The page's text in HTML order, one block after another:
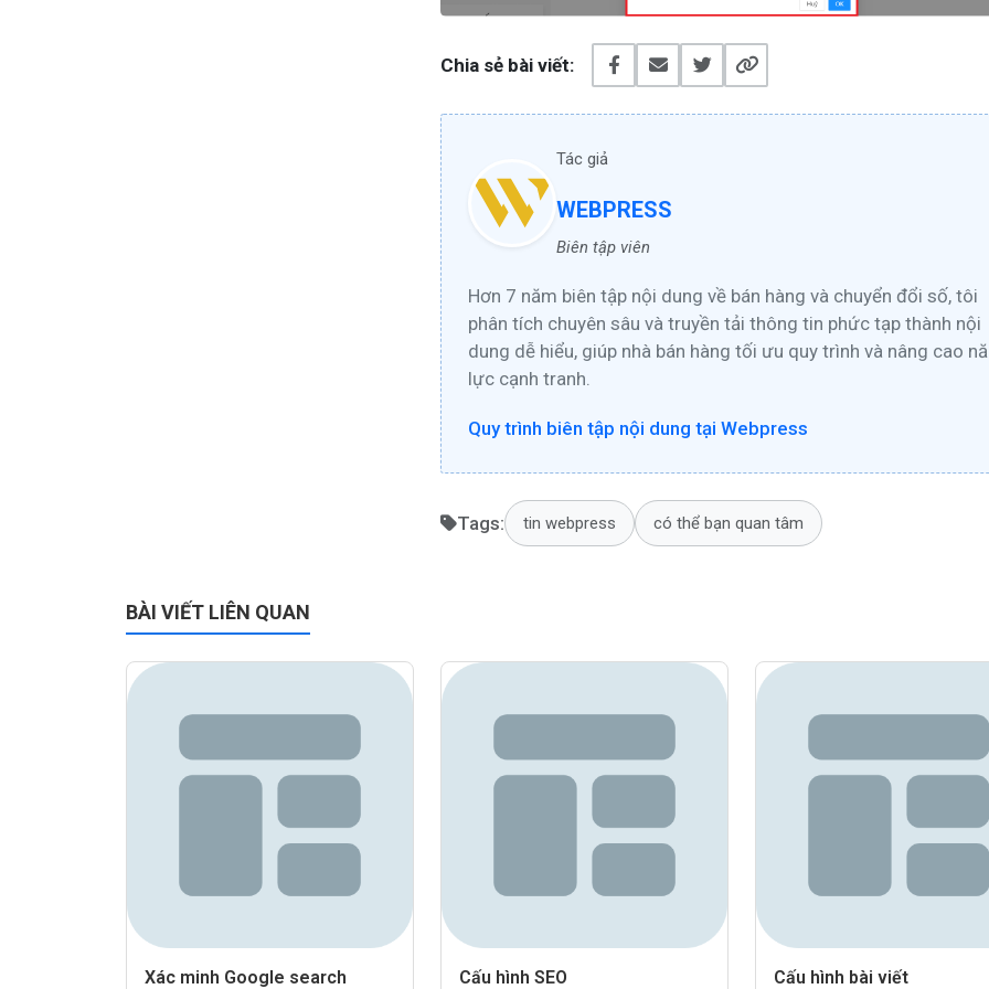
Chia sẻ bài viết:
Tác giả
WEBPRESS
Biên tập viên
Hơn 7 năm biên tập nội dung về bán hàng và chuyển đổi số, tôi
phân tích chuyên sâu và truyền tải thông tin phức tạp thành nội
dung dễ hiểu, giúp nhà bán hàng tối ưu quy trình và nâng cao
lực cạnh tranh.
Quy trình biên tập nội dung tại Webpress
Tags: tin webpress có thể bạn quan tâm
BÀI VIẾT LIÊN QUAN
Xác minh Google search Cấu hình SEO Cấu hình bài viết